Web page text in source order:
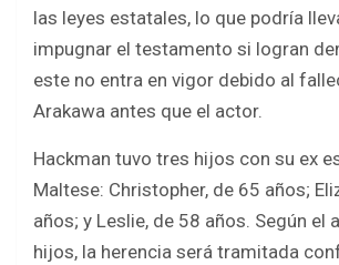
las leyes estatales, lo que podría
impugnar el testamento si logran
este no entra en vigor debido al
Arakawa antes que el actor.
Hackman tuvo tres hijos con su ex
Maltese: Christopher, de 65 años;
años; y Leslie, de 58 años. Según el
hijos, la herencia será tramitada